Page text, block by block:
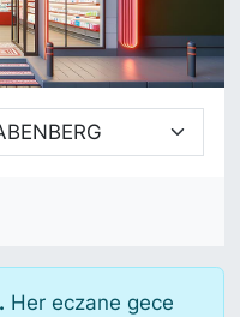
Her eczane gece